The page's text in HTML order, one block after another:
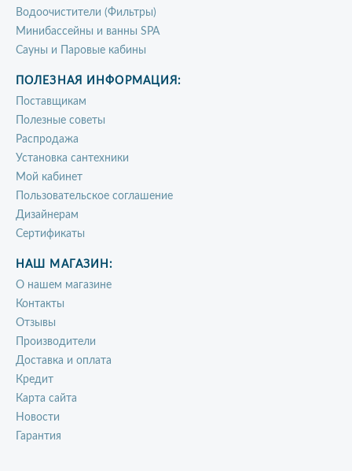
Водоочистители (Фильтры)
Минибассейны и ванны SPA
Сауны и Паровые кабины
ПОЛЕЗНАЯ ИНФОРМАЦИЯ:
Поставщикам
Полезные советы
Распродажа
Установка сантехники
Мой кабинет
Пользовательское соглашение
Дизайнерам
Сертификаты
НАШ МАГАЗИН:
О нашем магазине
Контакты
Отзывы
Производители
Доставка и оплата
Кредит
Карта сайта
Новости
Гарантия